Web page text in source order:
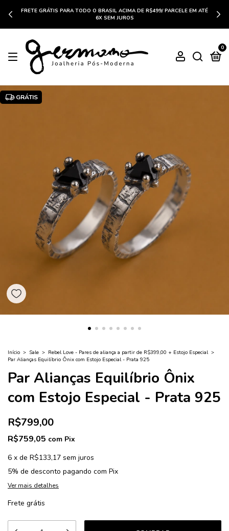
FRETE GRÁTIS PARA TODO O BRASIL ACIMA DE R$499/ PARCELE EM ATÉ
6X SEM JUROS
0
GRÁTIS
Início > Sale > Rebel Love - Pares de aliança a partir de R$399,00 + Estojo Especial >
Par Alianças Equilíbrio Ônix com Estojo Especial - Prata 925
Par Alianças Equilíbrio Ônix
com Estojo Especial - Prata 925
R$799,00
R$759,05 com Pix
6 x de R$133,17 sem juros
5% de desconto pagando com Pix
Ver mais detalhes
Frete grátis